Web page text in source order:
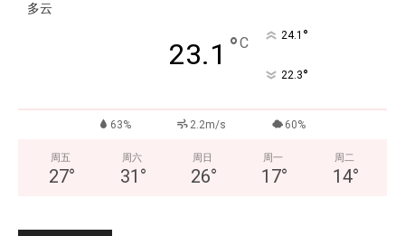
多云
23.1 °C 24.1 °
22.3°
63% 2.2m/s 60%
周五
27°
周六
31 °
周日
26°
周一
17°
周二
14°